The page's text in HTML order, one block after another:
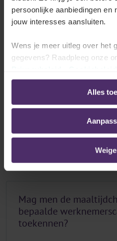
persoonlijke aanbiedingen en
jouw interesses aansluiten.
Wens je meer uitleg over het
gegevens? Raadpleeg onze
Alles
Alle artikelen over
Mogen de
loon vervangen?
Mag men de
bepaalde
toekennen?